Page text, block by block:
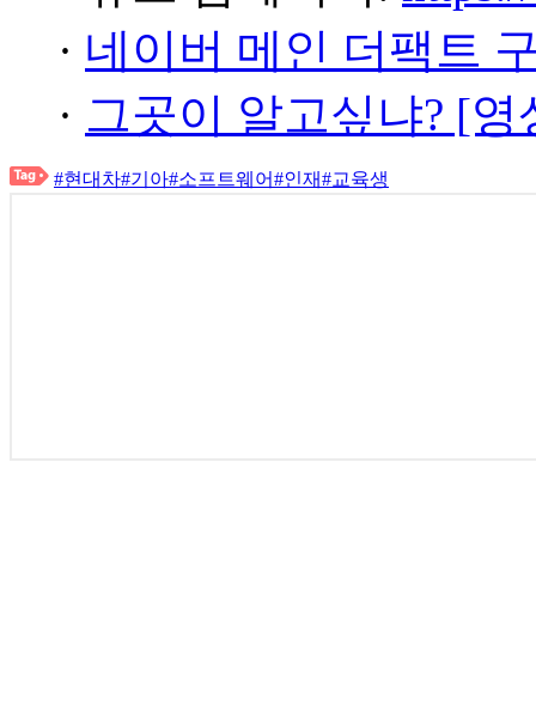
· 네이버 메인 더팩트
· 그곳이 알고싶냐? [
#현대차#기아#소프트웨어#인재#교육생